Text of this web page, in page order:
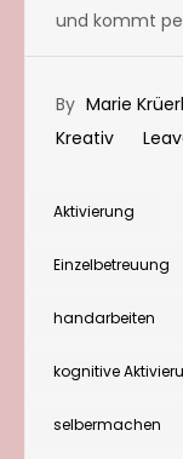
und kommt
By Marie
Kreativ
Aktivierung
Einzelbetreuung
handarbeiten
kognitive
selbermachen